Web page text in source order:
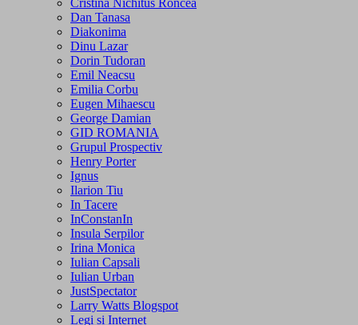
Dan Tanasa
Diakonima
Dinu Lazar
Dorin Tudoran
Emil Neacsu
Emilia Corbu
Eugen Mihaescu
George Damian
GID ROMANIA
Grupul Prospectiv
Henry Porter
Ignus
Ilarion Tiu
In Tacere
InConstanIn
Insula Serpilor
Irina Monica
Iulian Capsali
Iulian Urban
JustSpectator
Larry Watts Blogspot
Legi si Internet